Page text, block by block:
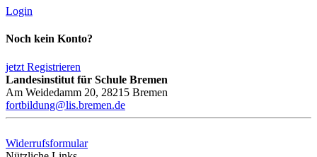
Login
Noch kein Konto?
jetzt Registrieren
Landesinstitut für Schule Bremen
Am Weidedamm 20, 28215 Bremen
fortbildung@lis.bremen.de
Widerrufsformular